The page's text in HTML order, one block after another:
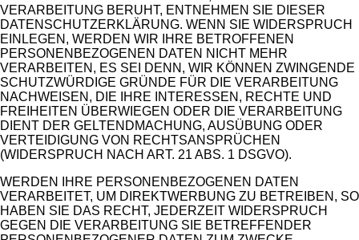
VERARBEITUNG BERUHT, ENTNEHMEN SIE DIESER
DATENSCHUTZERKLÄRUNG. WENN SIE WIDERSPRUCH
EINLEGEN, WERDEN WIR IHRE BETROFFENEN
PERSONENBEZOGENEN DATEN NICHT MEHR
VERARBEITEN, ES SEI DENN, WIR KÖNNEN ZWINGENDE
SCHUTZWÜRDIGE GRÜNDE FÜR DIE VERARBEITUNG
NACHWEISEN, DIE IHRE INTERESSEN, RECHTE UND
FREIHEITEN ÜBERWIEGEN ODER DIE VERARBEITUNG
DIENT DER GELTENDMACHUNG, AUSÜBUNG ODER
VERTEIDIGUNG VON RECHTSANSPRÜCHEN
(WIDERSPRUCH NACH ART. 21 ABS. 1 DSGVO).
WERDEN IHRE PERSONENBEZOGENEN DATEN
VERARBEITET, UM DIREKTWERBUNG ZU BETREIBEN, SO
HABEN SIE DAS RECHT, JEDERZEIT WIDERSPRUCH
GEGEN DIE VERARBEITUNG SIE BETREFFENDER